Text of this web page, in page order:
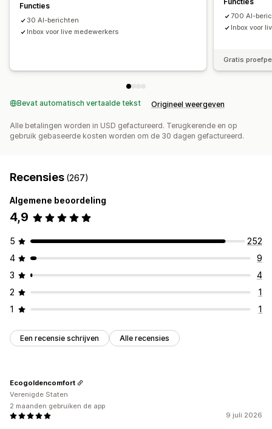
Functies
30 AI-berichten
Inbox voor live medewerkers
700 AI-
Inbox voor
Gratis
Bevat automatisch vertaalde tekst Origineel weergeven
Alle betalingen worden in USD gefactureerd. Terugkerende en op
gebruik gebaseerde kosten worden om de 30 dagen gefactureerd.
Recensies (267)
Algemene beoordeling
4,9
5
252
4
9
3
4
2
1
1
1
Een recensie schrijven Alle recensies
9 juli 2026
Ecogoldencomfort
Verenigde Staten
2 maanden gebruiken de app